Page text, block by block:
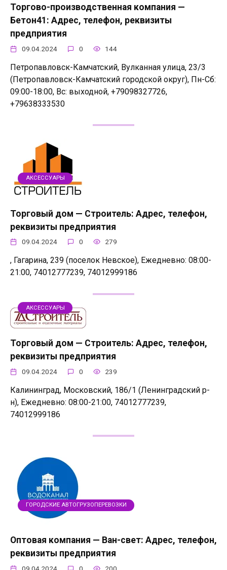
Торгово-производственная компания —
Бетон41: Адрес, телефон, реквизиты
предприятия
09.04.2024 0 144
Петропавловск-Камчатский, Вулканная улица, 23/3
(Петропавловск-Камчатский городской округ), Пн-Сб:
09:00-18:00, Вс: выходной, +79098327726,
+79638333530
АКСЕССУАРЫ
Торговый дом — Строитель: Адрес, телефон,
реквизиты предприятия
09.04.2024 0 279
, Гагарина, 239 (поселок Невское), Ежедневно: 08:00-
21:00, 74012777239, 74012999186
АКСЕССУАРЫ
Торговый дом — Строитель: Адрес, телефон,
реквизиты предприятия
09.04.2024 0 239
Калининград, Московский, 186/1 (Ленинградский р-
н), Ежедневно: 08:00-21:00, 74012777239,
74012999186
ГОРОДСКИЕ АВТОГРУЗОПЕРЕВОЗКИ
Оптовая компания — Ван-свет: Адрес, телефон,
реквизиты предприятия